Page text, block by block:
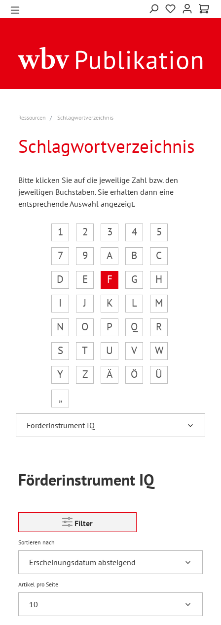
Ressourcen Schlagwortverzeichnis
Schlagwortverzeichnis
Bitte klicken Sie auf die jeweilige Zahl bzw. den
jeweiligen Buchstaben. Sie erhalten dann eine
entsprechende Auswahl angezeigt.
1 2 3 4
5
7
9 A B
C
D
E F G
H
I
J K L
M
N
O P Q
R
S
T U V
W
Y
Z Ä Ö
Ü
„
Förderinstrument IQ
Filter
Sortieren nach
Artikel pro Seite